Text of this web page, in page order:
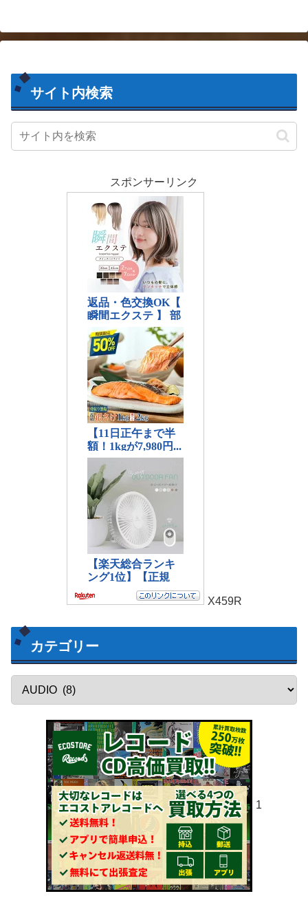
サイト内検索
スポンサーリンク
X459R
カテゴリー
1